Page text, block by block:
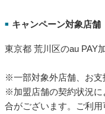
■ キャンペーン対象店舗
東京都 荒川区のau PAY
※一部対象外店舗、お支
※加盟店舗の契約状況に
合がございます。ご利